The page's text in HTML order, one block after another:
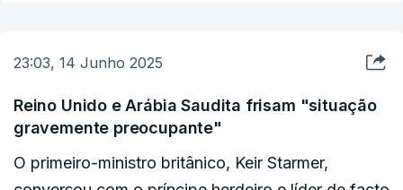
e sete
tendo sido hospitalizadas com ferimentos ligeiros.
Ao todo 13 pessoas ficaram feridas.
Ao mesmo tempo que sofria o ataque iraniano,
23:03, 14 Junho 2025
Reino Unido e Arábia Saudita frisam "situação
gravemente preocupante"
O primeiro-ministro britânico, Keir Starmer,